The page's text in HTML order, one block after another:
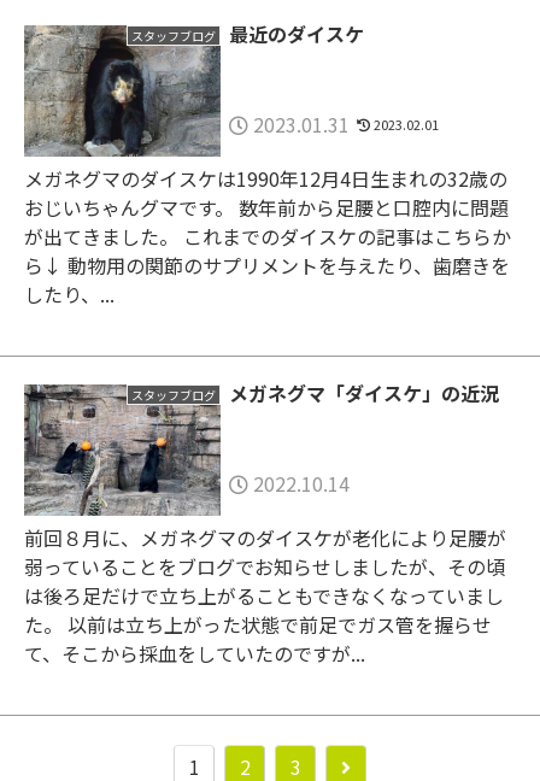
スタッフブログ 最近のダイスケ
2023.01.31 2023.02.01
メガネグマのダイスケは1990年12月4日生まれの32歳の
おじいちゃんグマです。 数年前から足腰と口腔内に問題
が出てきました。 これまでのダイスケの記事はこちらか
ら↓ 動物用の関節のサプリメントを与えたり、歯磨きを
したり、...
スタッフブログ メガネグマ「ダイスケ」の近況
2022.10.14
前回８月に、メガネグマのダイスケが老化により足腰が
弱っていることをブログでお知らせしましたが、その頃
は後ろ足だけで立ち上がることもできなくなっていまし
た。 以前は立ち上がった状態で前足でガス管を握らせ
て、そこから採血をしていたのですが...
1 2 3